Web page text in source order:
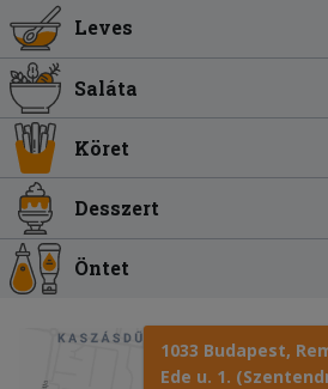
Leves
Saláta
Köret
Desszert
Öntet
1033 Budapest,
Ede u. 1.